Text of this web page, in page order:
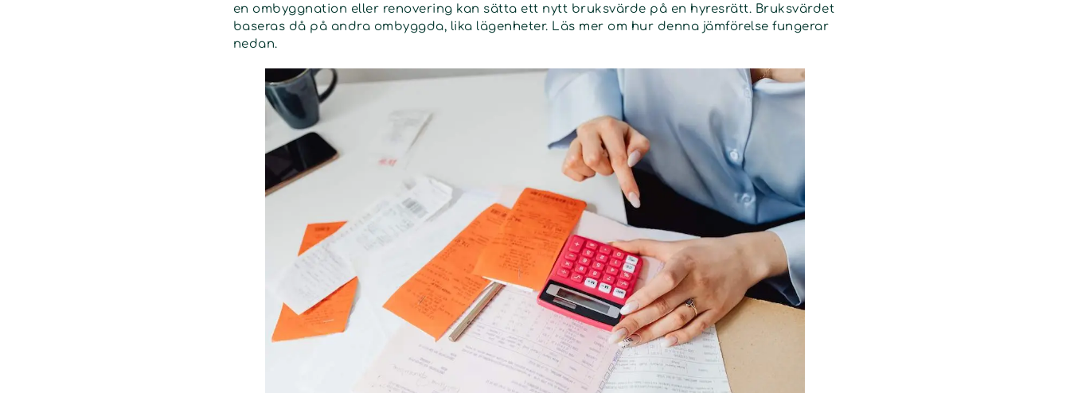
en ombyggnation eller renovering kan sätta ett nytt bruksvärde på en hyresrätt. Bruksvärdet
baseras då på andra ombyggda, lika lägenheter. Läs mer om hur denna jämförelse fungerar
nedan.